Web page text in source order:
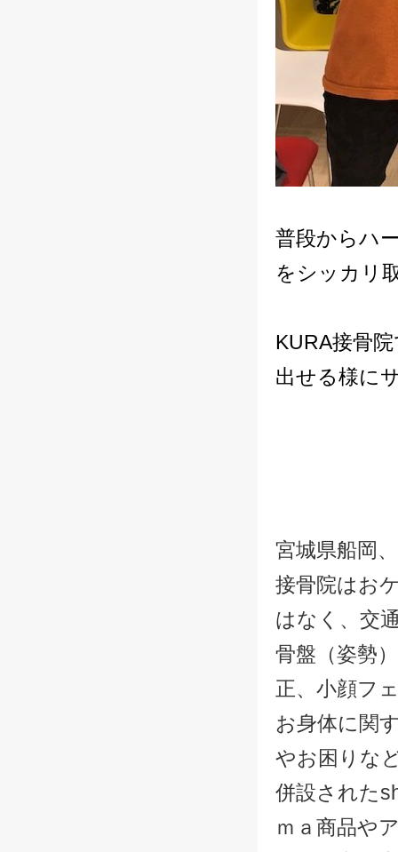
普段からハ
をシッカリ
KURA接骨
出せる様に
宮城県船岡
接骨院はお
はなく、交
骨盤（姿勢
正、小顔フ
お身体に関
やお困りな
併設された
ｍａ商品や